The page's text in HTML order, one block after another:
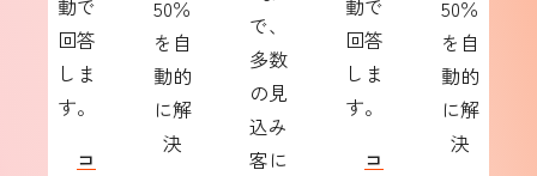
動で
回答
しま
す。
コ
50％
を自
動的
に解
決
で、
多数
の見
込み
客に
動で
回答
しま
す。
コ
50％
を自
動的
に解
決